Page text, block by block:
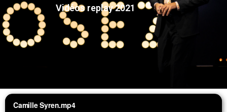
Vidéos replay 2021